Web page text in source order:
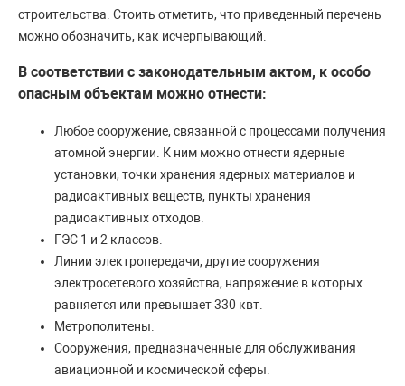
строительства. Стоить отметить, что приведенный перечень
можно обозначить, как исчерпывающий.
В соответствии с законодательным актом, к особо
опасным объектам можно отнести:
Любое сооружение, связанной с процессами получения
атомной энергии. К ним можно отнести ядерные
установки, точки хранения ядерных материалов и
радиоактивных веществ, пункты хранения
радиоактивных отходов.
ГЭС 1 и 2 классов.
Линии электропередачи, другие сооружения
электросетевого хозяйства, напряжение в которых
равняется или превышает 330 квт.
Метрополитены.
Сооружения, предназначенные для обслуживания
авиационной и космической сферы.